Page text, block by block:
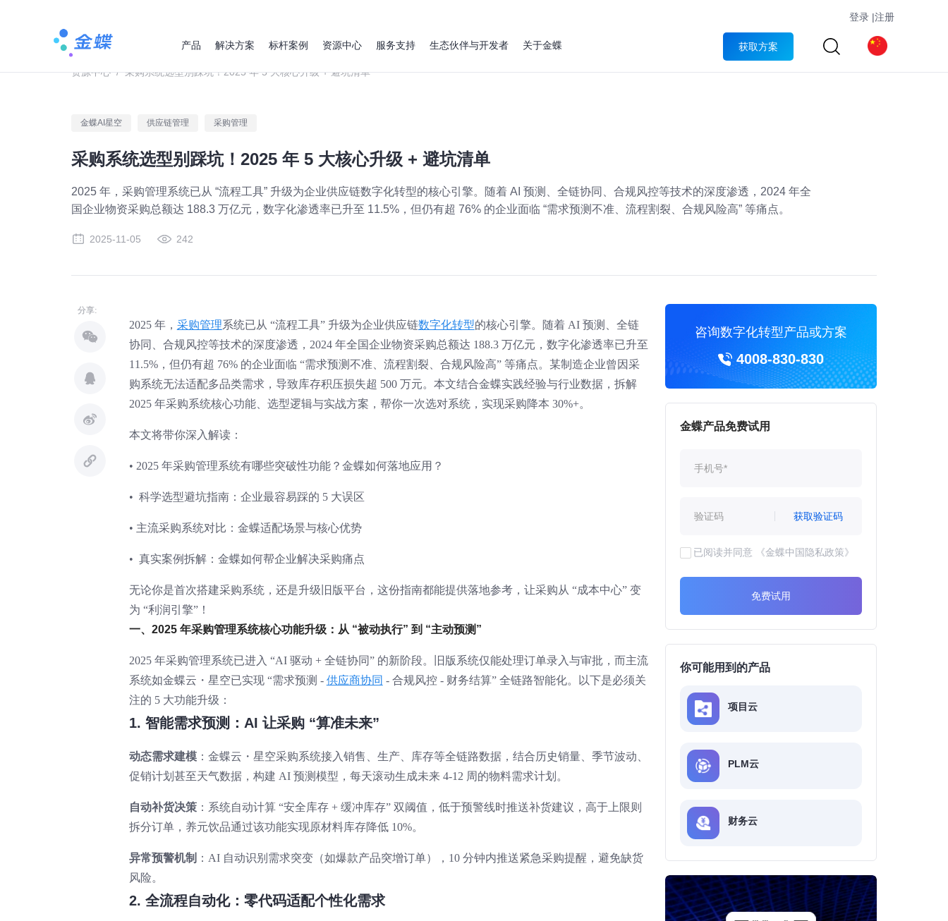
登录 |注册
产品 解决方案 标杆案例 资源中心 服务支持 生态伙伴与开发者 关于金蝶 获取方案
资源中心 / 采购系统选型别踩坑！2025 年 5 大核心升级 + 避坑清单
金蝶AI星空 供应链管理 采购管理
采购系统选型别踩坑！2025 年 5 大核心升级 + 避坑清单
2025 年，采购管理系统已从 “流程工具” 升级为企业供应链数字化转型的核心引擎。随着 AI 预测、全链协同、合规风控等技术的深度渗透，2024 年全
国企业物资采购总额达 188.3 万亿元，数字化渗透率已升至 11.5%，但仍有超 76% 的企业面临 “需求预测不准、流程割裂、合规风险高” 等痛点。
2025-11-05 242
分享:
2025 年， 采购管理系统已从 “流程工具” 升级为企业供应链数字化转型的核心引擎。随着 AI 预测、全链
协同、合规风控等技术的深度渗透，2024 年全国企业物资采购总额达 188.3 万亿元，数字化渗透率已升至
11.5%，但仍有超 76% 的企业面临 “需求预测不准、流程割裂、合规风险高” 等痛点。某制造企业曾因采
购系统无法适配多品类需求，导致库存积压损失超 500 万元。本文结合金蝶实践经验与行业数据，拆解
2025 年采购系统核心功能、选型逻辑与实战方案，帮你一次选对系统，实现采购降本 30%+。
本文将带你深入解读：
• 2025 年采购管理系统有哪些突破性功能？金蝶如何落地应用？
• 科学选型避坑指南：企业最容易踩的 5 大误区
• 主流采购系统对比：金蝶适配场景与核心优势
• 真实案例拆解：金蝶如何帮企业解决采购痛点
无论你是首次搭建采购系统，还是升级旧版平台，这份指南都能提供落地参考，让采购从 “成本中心” 变
为 “利润引擎”！
一、2025 年采购管理系统核心功能升级：从 “被动执行” 到 “主动预测”
2025 年采购管理系统已进入 “AI 驱动 + 全链协同” 的新阶段。旧版系统仅能处理订单录入与审批，而主流
系统如金蝶云・星空已实现 “需求预测 - 供应商协同 - 合规风控 - 财务结算” 全链路智能化。以下是必须关
注的 5 大功能升级：
1. 智能需求预测：AI 让采购 “算准未来”
动态需求建模：金蝶云・星空采购系统接入销售、生产、库存等全链路数据，结合历史销量、季节波动、
促销计划甚至天气数据，构建 AI 预测模型，每天滚动生成未来 4-12 周的物料需求计划。
自动补货决策：系统自动计算 “安全库存 + 缓冲库存” 双阈值，低于预警线时推送补货建议，高于上限则
拆分订单，养元饮品通过该功能实现原材料库存降低 10%。
异常预警机制 ：AI 自动识别需求突变（如爆款产品突增订单），10 分钟内推送紧急采购提醒，避免缺货
风险。
2. 全流程自动化：零代码适配个性化需求
咨询数字化转型产品或方案
4008-830-830
金蝶产品免费试用
获取验证码
已阅读并同意 《金蝶中国隐私政策》
免费试用
你可能用到的产品
项目云
PLM云
财务云